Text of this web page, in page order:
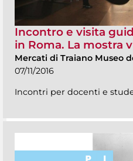
Incontro e visita
in Roma. La mostra
Mercati di Traiano Museo
07/11/2016
Incontri per docenti e